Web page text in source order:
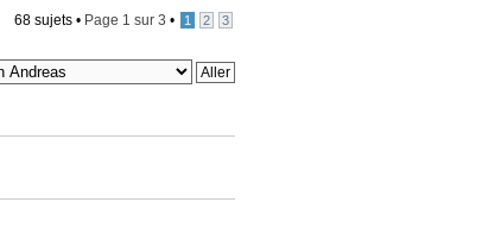
68 sujets • Page 1 sur 3 • 1 2 3